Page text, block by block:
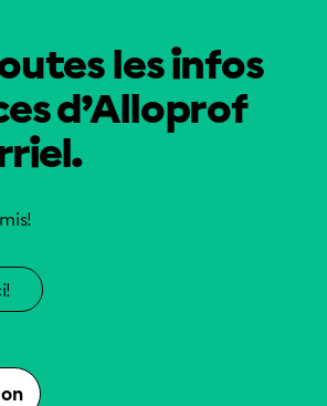
les infos
d’Alloprof